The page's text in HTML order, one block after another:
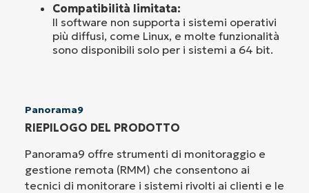
Compatibilità limitata:
Il software non supporta i sistemi operativi
più diffusi, come Linux, e molte funzionalità
sono disponibili solo per i sistemi a 64 bit.
Panorama9
RIEPILOGO DEL PRODOTTO
Panorama9 offre strumenti di monitoraggio e
gestione remota (RMM) che consentono ai
tecnici di monitorare i sistemi rivolti ai clienti e le